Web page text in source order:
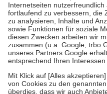
Prozent des Abgabepreises,
höchstens zehn Euro.Es sind
Kosten der Leistung zu
Diese Regeln gelten
Bei Heilmitteln und häuslicher
Zuzahlung zehn Prozent der
Um das Engagement der
stärken und die besondere